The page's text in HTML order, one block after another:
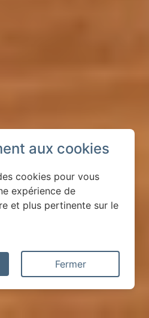
aux cookies
cookies pour vous
expérience de
et plus pertinente sur le
Fermer